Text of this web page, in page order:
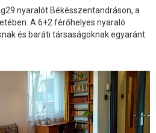
nyaralót Békésszentandráson, a
A 6+2 férőhelyes nyaraló
és baráti társaságoknak egyaránt.